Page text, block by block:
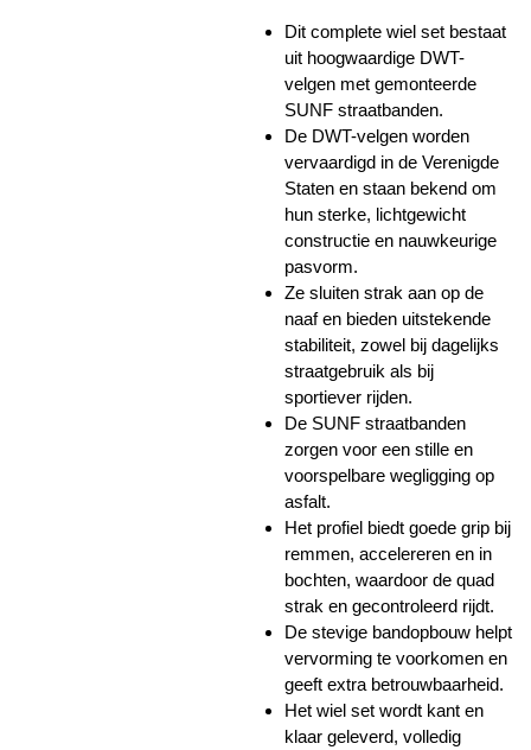
Dit complete wiel set bestaat
uit hoogwaardige DWT-
velgen met gemonteerde
SUNF straatbanden.
De DWT-velgen worden
vervaardigd in de Verenigde
Staten en staan bekend om
hun sterke, lichtgewicht
constructie en nauwkeurige
pasvorm.
Ze sluiten strak aan op de
naaf en bieden uitstekende
stabiliteit, zowel bij dagelijks
straatgebruik als bij
sportiever rijden.
De SUNF straatbanden
zorgen voor een stille en
voorspelbare wegligging op
asfalt.
Het profiel biedt goede grip bij
remmen, accelereren en in
bochten, waardoor de quad
strak en gecontroleerd rijdt.
De stevige bandopbouw helpt
vervorming te voorkomen en
geeft extra betrouwbaarheid.
Het wiel set wordt kant en
klaar geleverd, volledig